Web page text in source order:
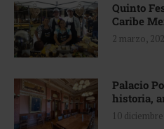
Quinto
Caribe
2 marzo,
Palacio
historia,
10